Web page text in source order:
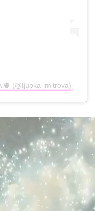
🫀 (@ljupka_mitrova)